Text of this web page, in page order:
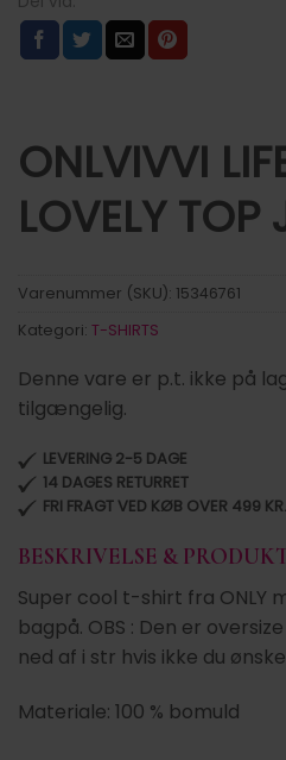
ONLVIVVI
LOVELY TOP
Varenummer (SKU): 15346761
Kategori: T-SHIRTS
Denne vare er p.t. ikke på
tilgængelig.
LEVERING 2-5 DAGE
14 DAGES RETURRET
FRI FRAGT VED KØB OVER 499 KR.
BESKRIVELSE &
Super cool t-shirt fra ONLY
bagpå. OBS : Den er
ned af i str hvis ikke du
Materiale: 100 % bomuld